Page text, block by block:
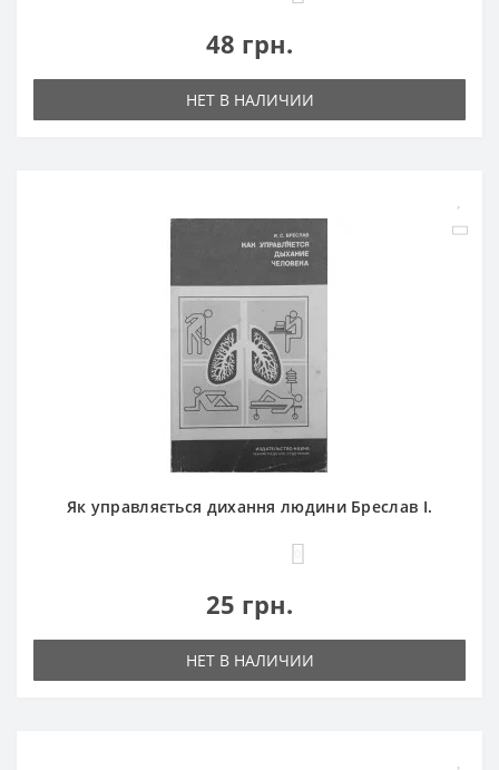
48 грн.
НЕТ В НАЛИЧИИ
Як управляється дихання людини Бреслав І.
25 грн.
НЕТ В НАЛИЧИИ